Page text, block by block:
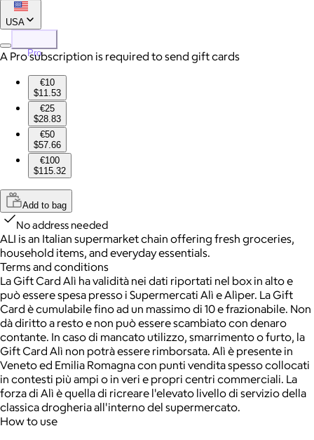
USA
Pro
A Pro subscription is required to send gift cards
€10
$11.53
€25
$28.83
€50
$57.66
€100
$115.32
Add to bag
No address needed
ALI is an Italian supermarket chain offering fresh groceries,
household items, and everyday essentials.
Terms and conditions
La Gift Card Alì ha validità nei dati riportati nel box in alto e
può essere spesa presso i Supermercati Alì e Alìper. La Gift
Card è cumulabile fino ad un massimo di 10 e frazionabile. Non
dà diritto a resto e non può essere scambiato con denaro
contante. In caso di mancato utilizzo, smarrimento o furto, la
Gift Card Alì non potrà essere rimborsata. Alì è presente in
Veneto ed Emilia Romagna con punti vendita spesso collocati
in contesti più ampi o in veri e propri centri commerciali. La
forza di Alì è quella di ricreare l'elevato livello di servizio della
classica drogheria all'interno del supermercato.
How to use